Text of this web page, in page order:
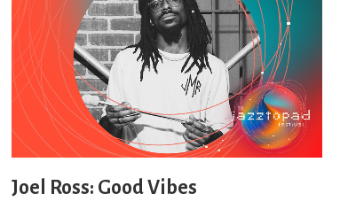
Joel Ross: Good Vibes